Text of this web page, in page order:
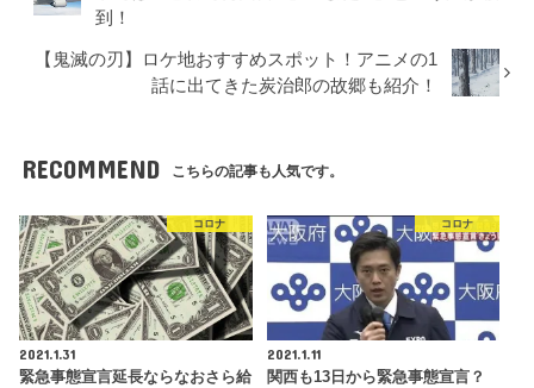
到！
【鬼滅の刃】ロケ地おすすめスポット！アニメの1
話に出てきた炭治郎の故郷も紹介！
RECOMMEND こちらの記事も人気です。
コロナ
2021.1.31
緊急事態宣言延長ならなおさら給
コロナ
2021.1.11
関西も13日から緊急事態宣言？